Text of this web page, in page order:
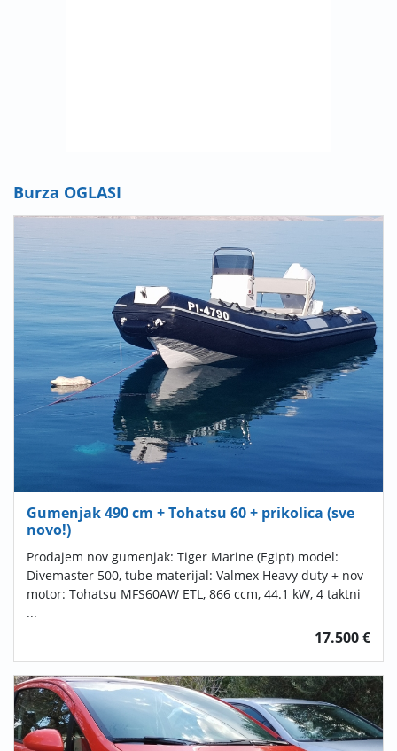
Burza OGLASI
Gumenjak 490 cm + Tohatsu 60 + prikolica (sve
novo!)
Prodajem nov gumenjak: Tiger Marine (Egipt) model:
Divemaster 500, tube materijal: Valmex Heavy duty + nov
motor: Tohatsu MFS60AW ETL, 866 ccm, 44.1 kW, 4 taktni
...
17.500 €